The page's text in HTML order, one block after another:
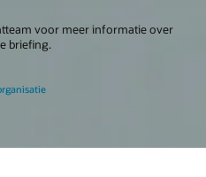
voor meer informatie over
briefing.